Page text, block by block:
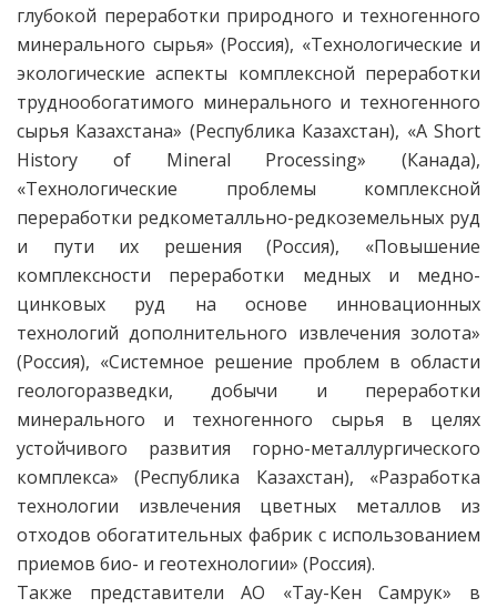
глубокой переработки природного и техногенного
минерального сырья» (Россия), «Технологические и
экологические аспекты комплексной переработки
труднообогатимого минерального и техногенного
сырья Казахстана» (Республика Казахстан), «A Short
History of Mineral Processing» (Канада),
«Технологические проблемы комплексной
переработки редкометалльно-редкоземельных руд
и пути их решения (Россия), «Повышение
комплексности переработки медных и медно-
цинковых руд на основе инновационных
технологий дополнительного извлечения золота»
(Россия), «Системное решение проблем в области
геологоразведки, добычи и переработки
минерального и техногенного сырья в целях
устойчивого развития горно-металлургического
комплекса» (Республика Казахстан), «Разработка
технологии извлечения цветных металлов из
отходов обогатительных фабрик с использованием
приемов био- и геотехнологии» (Россия).
Также представители АО «Тау-Кен Самрук» в